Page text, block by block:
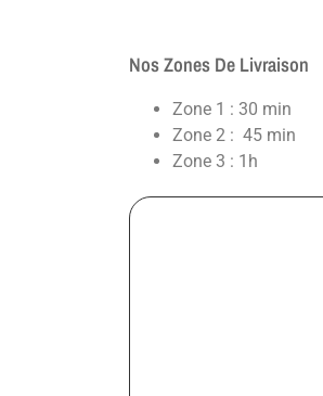
Nos Zones De Livraison
Zone 1 : 30 min
Zone 2 : 45 min
Zone 3 : 1h